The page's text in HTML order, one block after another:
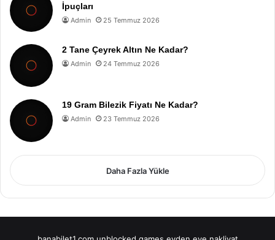
İpuçları
Admin 25 Temmuz 2026
2 Tane Çeyrek Altın Ne Kadar?
Admin 24 Temmuz 2026
19 Gram Bilezik Fiyatı Ne Kadar?
Admin 23 Temmuz 2026
Daha Fazla Yükle